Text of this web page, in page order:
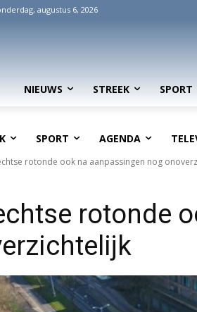
augustus 6, 2026
NIEUWS STREEK SPORT
SPORT AGENDA
rotonde ook na aanpassingen nog
rotonde